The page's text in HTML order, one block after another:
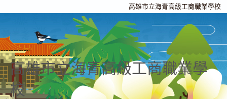
高雄市立海青高級工商職業學校
高雄市立海青高級工商職業學
校